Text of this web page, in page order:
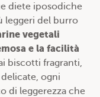
diete iposodiche
leggeri del burro
vegetali
e la facilità
biscotti fragranti,
ogni
di leggerezza che